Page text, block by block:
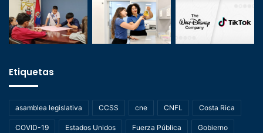
Etiquetas
asamblea legislativa CCSS cne CNFL Costa Rica
COVID-19 Estados Unidos Fuerza Pública Gobierno